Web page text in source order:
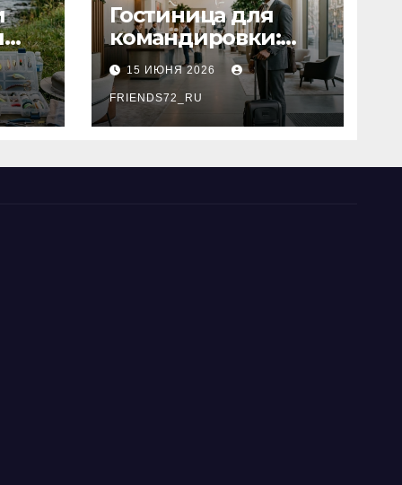
Гостиница для
командировки:
основные
критерии выбора
15 ИЮНЯ 2026
FRIENDS72_RU